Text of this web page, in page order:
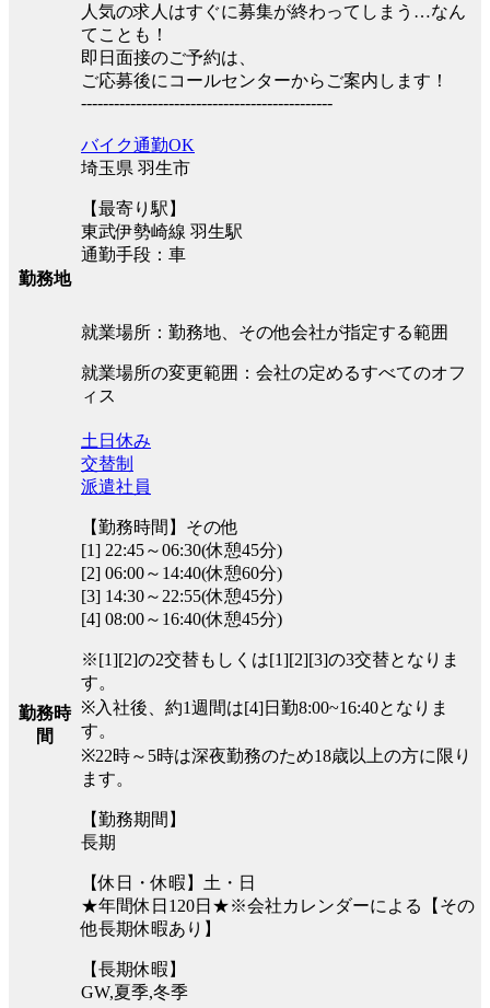
人気の求人はすぐに募集が終わってしまう…なん
てことも！
即日面接のご予約は、
ご応募後にコールセンターからご案内します！
----------------------------------------------
勤務地
バイク通勤OK
埼玉県 羽生市
【最寄り駅】
東武伊勢崎線 羽生駅
通勤手段：車
就業場所：勤務地、その他会社が指定する範囲
就業場所の変更範囲：会社の定めるすべてのオフ
ィス
勤務時
間
土日休み
交替制
派遣社員
【勤務時間】その他
[1] 22:45～06:30(休憩45分)
[2] 06:00～14:40(休憩60分)
[3] 14:30～22:55(休憩45分)
[4] 08:00～16:40(休憩45分)
※[1][2]の2交替もしくは[1][2][3]の3交替となりま
す。
※入社後、約1週間は[4]日勤8:00~16:40となりま
す。
※22時～5時は深夜勤務のため18歳以上の方に限り
ます。
【勤務期間】
長期
【休日・休暇】土・日
★年間休日120日★※会社カレンダーによる【その
他長期休暇あり】
【長期休暇】
GW,夏季,冬季